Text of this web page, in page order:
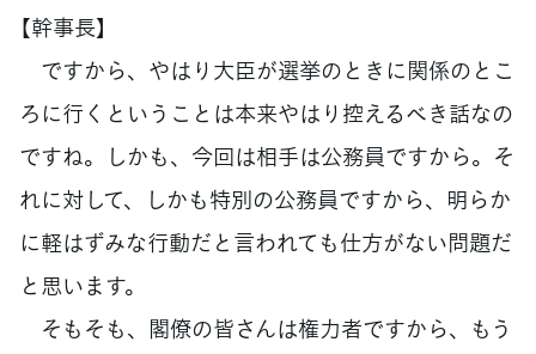
【幹事長】
ですから、やはり大臣が選挙のときに関係のとこ
ろに行くということは本来やはり控えるべき話なの
ですね。しかも、今回は相手は公務員ですから。そ
れに対して、しかも特別の公務員ですから、明らか
に軽はずみな行動だと言われても仕方がない問題だ
と思います。
そもそも、閣僚の皆さんは権力者ですから、もう